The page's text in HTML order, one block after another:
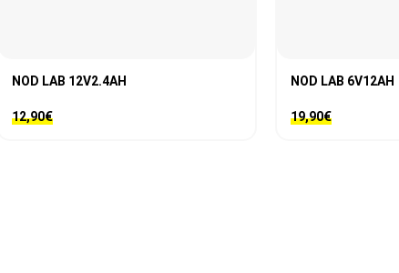
NOD LAB 12V2.4AH
12,90€
NOD LAB 6V12AH
19,90€